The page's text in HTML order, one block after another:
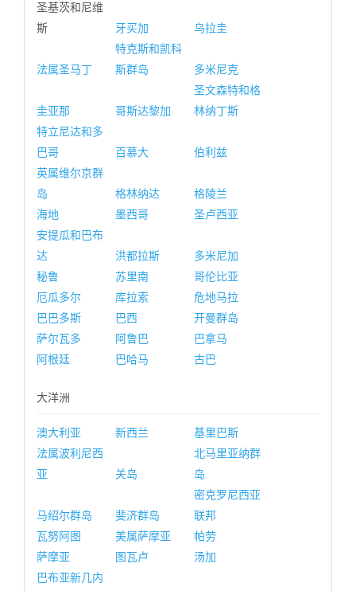
圣基茨和尼维
斯
牙买加 乌拉圭
法属圣马丁
特克斯和凯科
斯群岛
多米尼克
圭亚那 哥斯达黎加
圣文森特和格
林纳丁斯
特立尼达和多
巴哥
百慕大
伯利兹
英属维尔京群
岛
格林纳达
格陵兰
海地
墨西哥
圣卢西亚
安提瓜和巴布
达
洪都拉斯
多米尼加
秘鲁
苏里南
哥伦比亚
厄瓜多尔
库拉索
危地马拉
巴巴多斯
巴西
开曼群岛
萨尔瓦多
阿鲁巴
巴拿马
阿根廷
巴哈马 古巴
大洋洲
澳大利亚 新西兰
基里巴斯
法属波利尼西
亚
关岛
北马里亚纳群
岛
马绍尔群岛 斐济群岛
密克罗尼西亚
联邦
瓦努阿图
美属萨摩亚
帕劳
萨摩亚
图瓦卢
汤加
巴布亚新几内